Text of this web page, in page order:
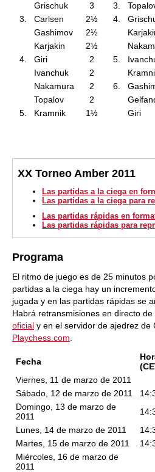
Grischuk
3
3.
Carlsen
2½
Gashimov
2½
Karjakin
2½
4.
Giri
2
Ivanchuk
2
Nakamura
2
Topalov
2
5.
Kramnik 1½
3.
4.
5.
6.
Giri
XX Torneo Amber 2011
Las partidas a la ciega en
Las partidas a la ciega para
Las partidas rápidas en
Las partidas rápidas para
Programa
El ritmo de juego es de 25 minutos
partidas a la ciega hay un
jugada y en las partidas rápidas se
Habrá retransmisiones en directo
oficial y en el servidor de ajedrez de
Playchess.com
Fecha
Viernes, 11 de marzo de 2011
Sábado, 12 de marzo de 2011
Domingo, 13 de marzo de
2011
Lunes, 14 de marzo de 2011
Martes, 15 de marzo de 2011
Miércoles, 16 de marzo de
2011